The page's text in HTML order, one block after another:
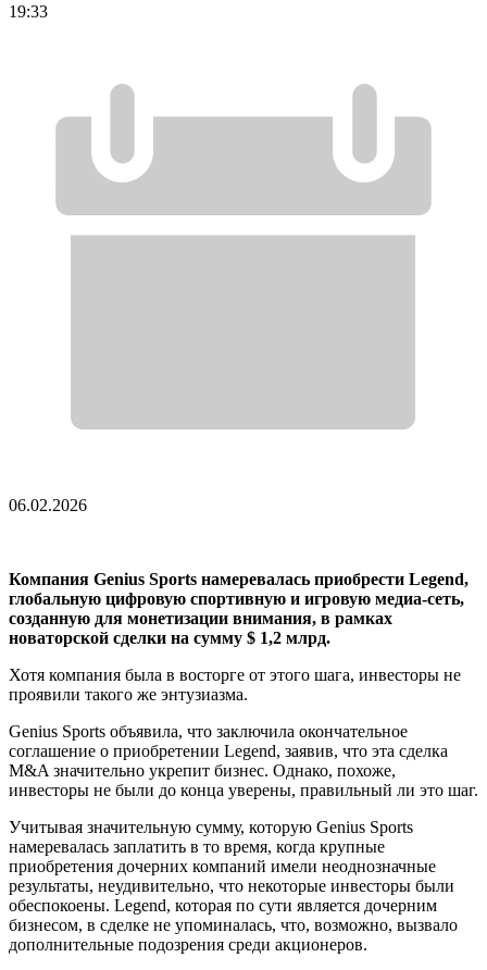
19:33
06.02.2026
Компания Genius Sports намеревалась приобрести Legend,
глобальную цифровую спортивную и игровую медиа-сеть,
созданную для монетизации внимания, в рамках
новаторской сделки на сумму $ 1,2 млрд.
Хотя компания была в восторге от этого шага, инвесторы не
проявили такого же энтузиазма.
Genius Sports объявила, что заключила окончательное
соглашение о приобретении Legend, заявив, что эта сделка
M&A значительно укрепит бизнес. Однако, похоже,
инвесторы не были до конца уверены, правильный ли это шаг.
Учитывая значительную сумму, которую Genius Sports
намеревалась заплатить в то время, когда крупные
приобретения дочерних компаний имели неоднозначные
результаты, неудивительно, что некоторые инвесторы были
обеспокоены. Legend, которая по сути является дочерним
бизнесом, в сделке не упоминалась, что, возможно, вызвало
дополнительные подозрения среди акционеров.